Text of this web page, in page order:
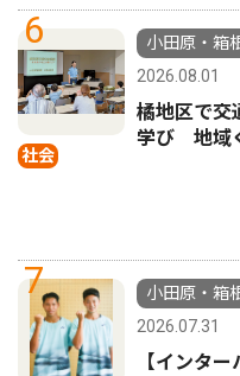
6
社会
小田原・箱
2026.08.01
橘地区で
学び 地域
7
小田原・箱
2026.07.31
【インタ